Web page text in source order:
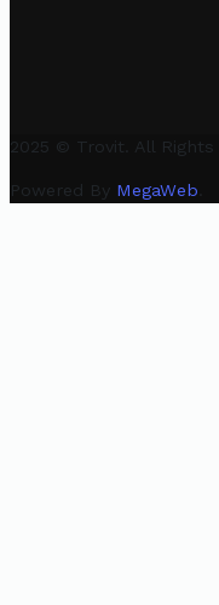
2025 © Trovit. All Rights
Powered By MegaWeb